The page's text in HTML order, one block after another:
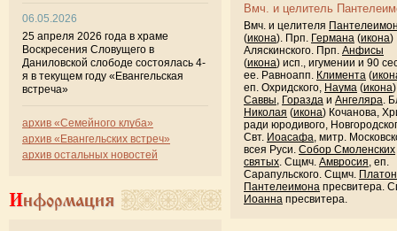
06.05.2026
25 апреля 2026 года в храме
Воскресения Словущего в
Даниловской слободе состоялась 4-
я в текущем году «Евангельская
встреча»
архив «Семейного клуба»
архив «Евангельских встреч»
архив остальных новостей
Информация
Вмч. и целитель
Вмч. и целителя
(икона). Прп. Германа (икона)
Аляскинского. Прп. Анфисы
(икона) исп., игумении и 90
ее. Равноапп. Климента (
еп. Охридского, Наума (икона
Саввы, Горазда и Ангеляра.
Николая (икона) Кочанова,
ради юродивого,
Свт. Иоасафа, митр.
всея Руси. Собор Смоленских
святых. Сщмч. Амвросия, еп.
Сарапульского. Сщмч.
Пантелеимона пресвитера.
Иоанна пресвитера.